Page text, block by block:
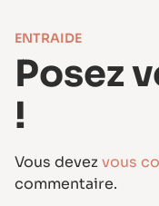
ENTRAIDE
Posez
!
Vous devezvous
commentaire.